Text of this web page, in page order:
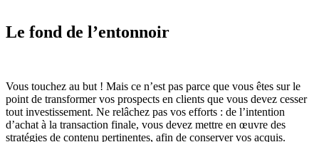
Le fond de l’entonnoir
Vous touchez au but ! Mais ce n’est pas parce que vous êtes sur le
point de transformer vos prospects en clients que vous devez cesser
tout investissement. Ne relâchez pas vos efforts : de l’intention
d’achat à la transaction finale, vous devez mettre en œuvre des
stratégies de contenu pertinentes, afin de conserver vos acquis.